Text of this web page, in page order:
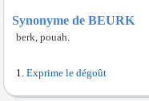
Synonyme de BEURK
berk, pouah.
Exprime le dégoût